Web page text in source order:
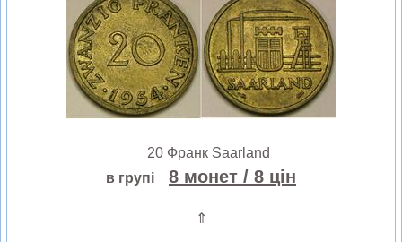
20 Франк Saarland
в групі
8 монет / 8 цін
⇑